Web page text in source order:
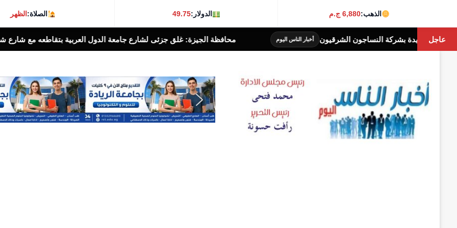
الذهب:6,880 ج.م الدولار:49.75 الصلاة:الظهر
عاجل أخبار الناس اليوم محافظة الجيزة: غلق جزئى لشارع جامعة الدول العربية بتقاطعه مع شارع شهاب بالإتجاهين لمدة ٣ أيام لتوصيل خطوط غاز طبيعى